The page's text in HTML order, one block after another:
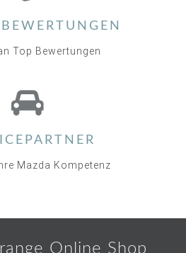
Top Bewertungen
Mazda Kompetenz
Online Shop